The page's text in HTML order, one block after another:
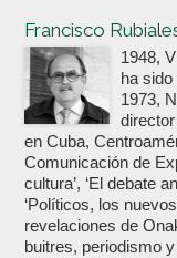
Francisco
1948,
ha
1973,
en Cuba,
Comunicación de
cultura’, ‘El debate
‘Políticos, los
revelaciones de
buitres, periodismo